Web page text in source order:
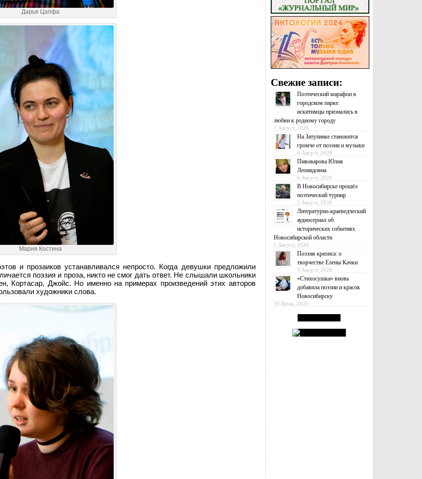
Дарья Цапфа
Мария Костина
и прозаиков устанавливался непросто. Когда девушки предложили
поэзия и проза, никто не смог дать ответ. Не слышали школьники
Кортасар, Джойс. Но именно на примерах произведений этих авторов
художники слова.
Свежие записи:
Поэтический марафон в
городском парке:
искитимцы признались в
любви к родному городу
7 Август, 2026
На Затулинке становится
громче от поэзии и музыки
6 Август, 2026
Пивоварова Юлия
Леонидовна
6 Август, 2026
В Новосибирске прошёл
поэтический турнир
5 Август, 2026
Литературно-краеведческий
аудиосериал об
исторических событиях
Новосибирской области
5 Август, 2026
Поэзия кризиса: о
творчестве Елены Качки
3 Август, 2026
«Стихосушка» вновь
добавила поэзии и красок
Новосибирску
30 Июль, 2026